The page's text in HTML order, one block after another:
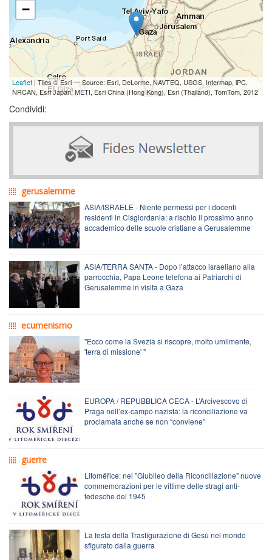
−
Leaflet | Tiles © Esri — Source: Esri, DeLorme, NAVTEQ, USGS, Intermap, iPC,
NRCAN, Esri Japan, METI, Esri China (Hong Kong), Esri (Thailand), TomTom, 2012
Condividi:
gerusalemme
ASIA/ISRAELE - Niente permessi per i docenti
residenti in Cisgiordania: a rischio il prossimo anno
accademico delle scuole cristiane a Gerusalemme
ASIA/TERRA SANTA - Dopo l’attacco israeliano alla
parrocchia, Papa Leone telefona ai Patriarchi di
Gerusalemme in visita a Gaza
ecumenismo
"Ecco come la Svezia si riscopre, molto umilmente,
'terra di missione' "
EUROPA / REPUBBLICA CECA - L’Arcivescovo di
Praga nell’ex-campo nazista: la riconciliazione va
proclamata anche se non “conviene”
guerre
Litoměřice: nel "Giubileo della Riconciliazione" nuove
commemorazioni per le vittime delle stragi anti-
tedesche del 1945
La festa della Trasfigurazione di Gesù nel mondo
sfigurato dalla guerra